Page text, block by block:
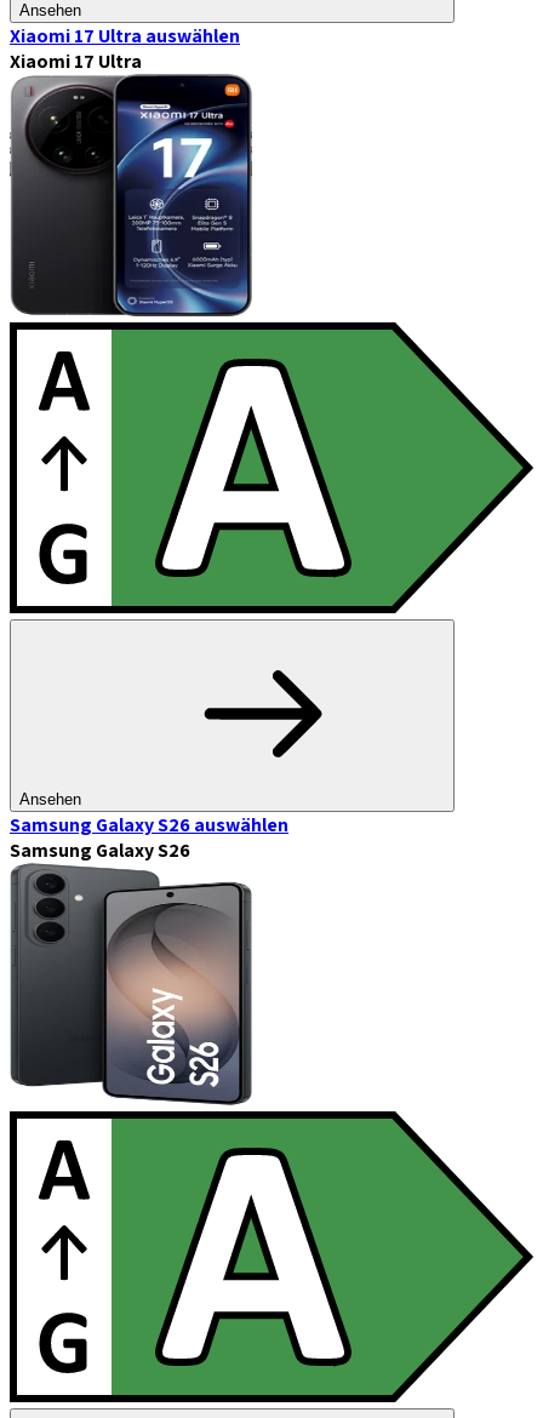
Ansehen
Xiaomi 17 Ultra auswählen
Xiaomi 17 Ultra
Ansehen
Samsung Galaxy S26auswählen
Samsung Galaxy S26